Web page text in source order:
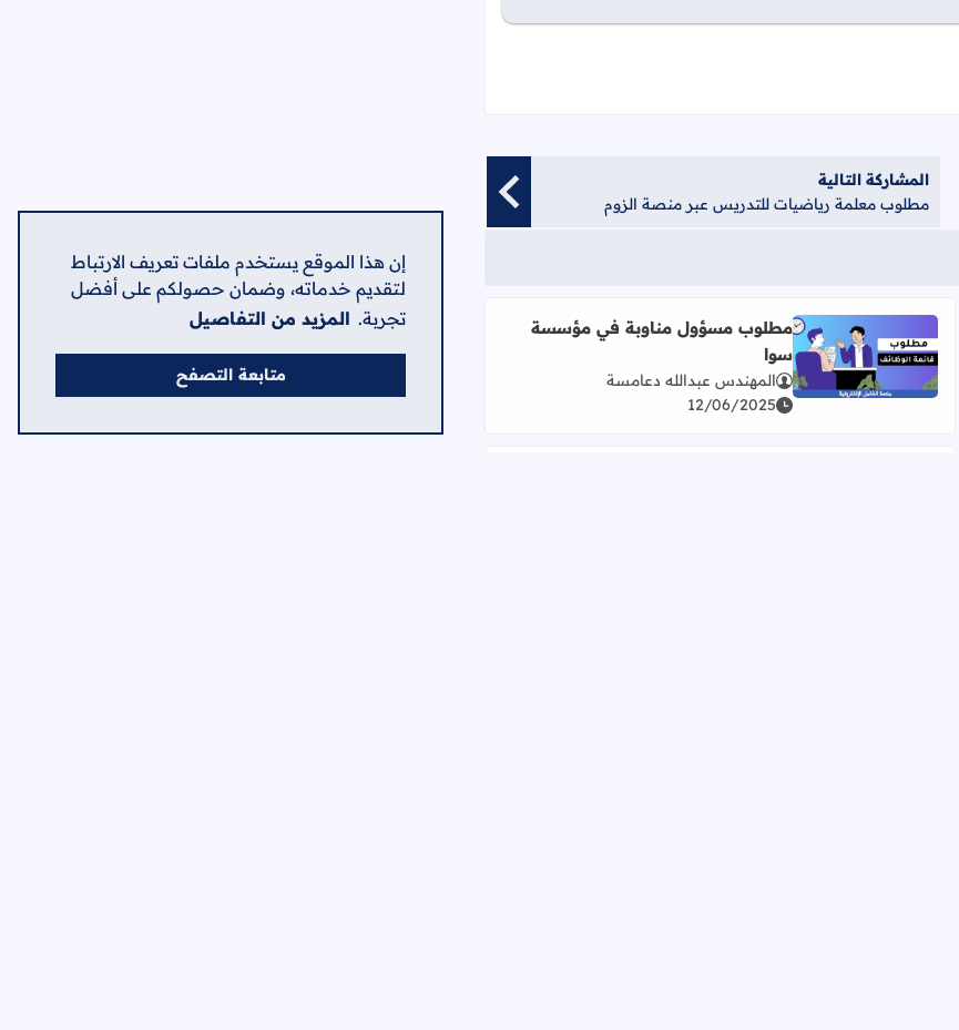
إن هذا الموقع يستخدم ملفات تعريف الارتباط
لتقديم خدماته، وضمان حصولكم على أفضل
تجربة. المزيد من التفاصيل
متابعة التصفح
المشاركة التالية
مطلوب معلمة رياضيات للتدريس عبر منصة الزوم
اقرأ المزيد عن مطلوب مسؤول مناوبة في مؤسسة سوا
مطلوب مسؤول مناوبة في مؤسسة
سوا
المهندس عبدالله دعامسة
12/06/2025